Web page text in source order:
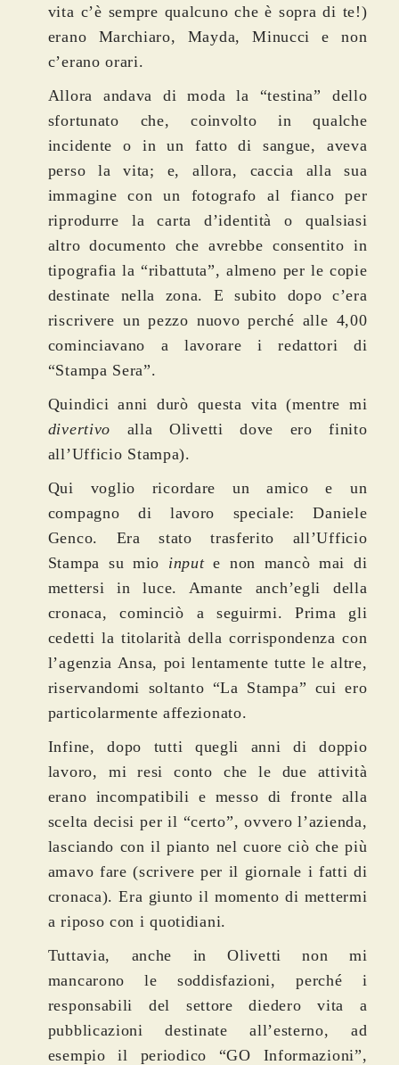
vita c’è sempre qualcuno che è sopra di te!)
erano Marchiaro, Mayda, Minucci e non
c’erano orari.
Allora andava di moda la “testina” dello
sfortunato che, coinvolto in qualche
incidente o in un fatto di sangue, aveva
perso la vita; e, allora, caccia alla sua
immagine con un fotografo al fianco per
riprodurre la carta d’identità o qualsiasi
altro documento che avrebbe consentito in
tipografia la “ribattuta”, almeno per le copie
destinate nella zona. E subito dopo c’era
riscrivere un pezzo nuovo perché alle 4,00
cominciavano a lavorare i redattori di
“Stampa Sera”.
Quindici anni durò questa vita (mentre mi
divertivo alla Olivetti dove ero finito
all’Ufficio Stampa).
Qui voglio ricordare un amico e un
compagno di lavoro speciale: Daniele
Genco. Era stato trasferito all’Ufficio
Stampa su mio inpute non mancò mai di
mettersi in luce. Amante anch’egli della
cronaca, cominciò a seguirmi. Prima gli
cedetti la titolarità della corrispondenza con
l’agenzia Ansa, poi lentamente tutte le altre,
riservandomi soltanto “La Stampa” cui ero
particolarmente affezionato.
Infine, dopo tutti quegli anni di doppio
lavoro, mi resi conto che le due attività
erano incompatibili e messo di fronte alla
scelta decisi per il “certo”, ovvero l’azienda,
lasciando con il pianto nel cuore ciò che più
amavo fare (scrivere per il giornale i fatti di
cronaca). Era giunto il momento di mettermi
a riposo con i quotidiani.
Tuttavia, anche in Olivetti non mi
mancarono le soddisfazioni, perché i
responsabili del settore diedero vita a
pubblicazioni destinate all’esterno, ad
esempio il periodico “GO Informazioni”,